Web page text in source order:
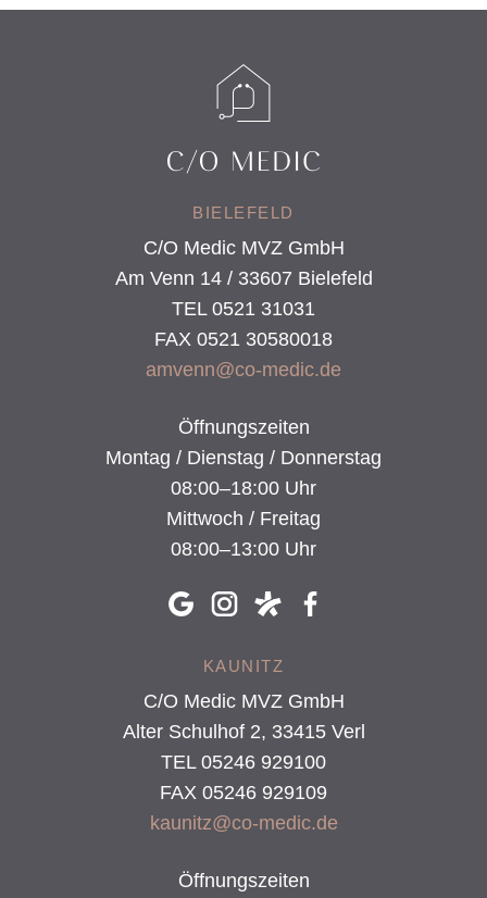
BIELEFELD
C/O Medic MVZ GmbH
Am Venn 14 / 33607 Bielefeld
TEL 0521 31031
FAX 0521 30580018
amvenn@co-medic.de
Öffnungszeiten
Montag / Dienstag / Donnerstag
08:00–18:00 Uhr
Mittwoch / Freitag
08:00–13:00 Uhr
KAUNITZ
C/O Medic MVZ GmbH
Alter Schulhof 2, 33415 Verl
TEL 05246 929100
FAX 05246 929109
kaunitz@co-medic.de
Öffnungszeiten